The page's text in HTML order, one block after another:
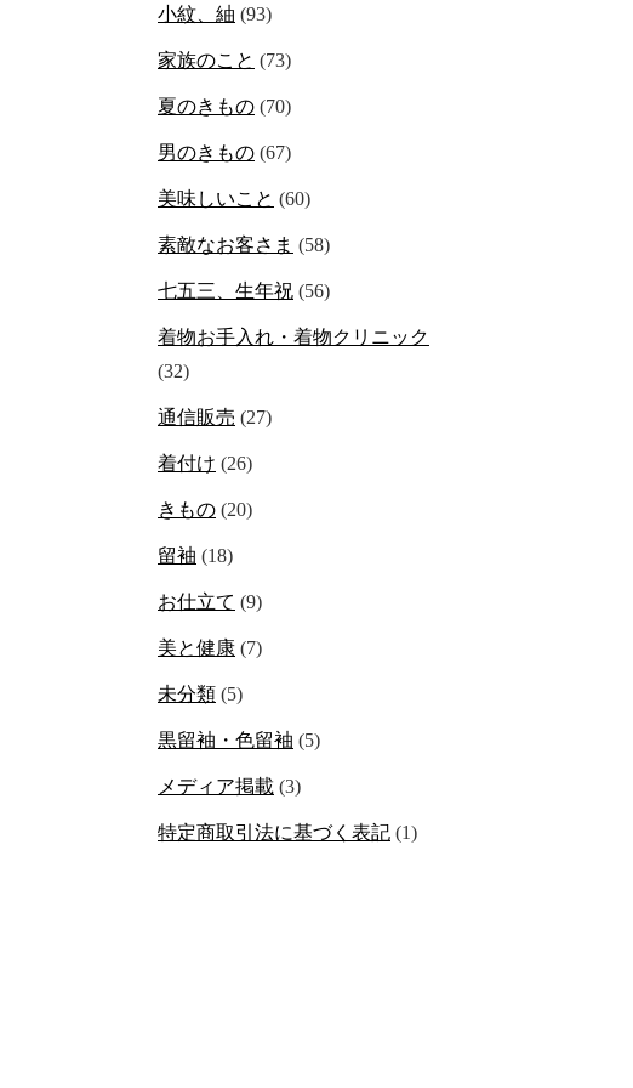
小紋、紬 (93)
家族のこと (73)
夏のきもの (70)
男のきもの (67)
美味しいこと (60)
素敵なお客さま (58)
七五三、生年祝 (56)
着物お手入れ・着物クリニック
(32)
通信販売 (27)
着付け (26)
きもの (20)
留袖 (18)
お仕立て (9)
美と健康 (7)
未分類 (5)
黒留袖・色留袖 (5)
メディア掲載 (3)
特定商取引法に基づく表記 (1)